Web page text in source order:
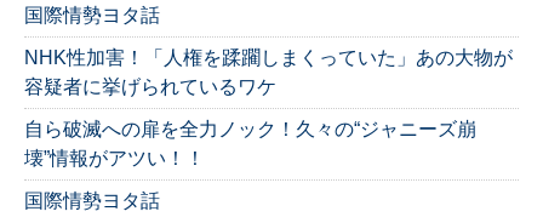
国際情勢ヨタ話
NHK性加害！「人権を蹂躙しまくっていた」あの大物が
容疑者に挙げられているワケ
自ら破滅への扉を全力ノック！久々の“ジャニーズ崩
壊”情報がアツい！！
国際情勢ヨタ話